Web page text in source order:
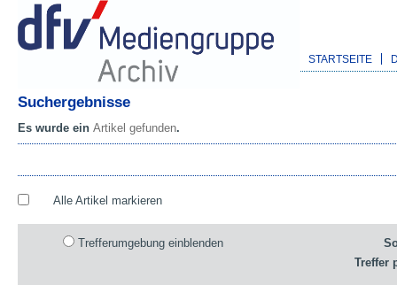
STARTSEITE
Suchergebnisse
Es wurde ein Artikel gefunden.
Alle Artikel markieren
Trefferumgebung einblenden
Treffer